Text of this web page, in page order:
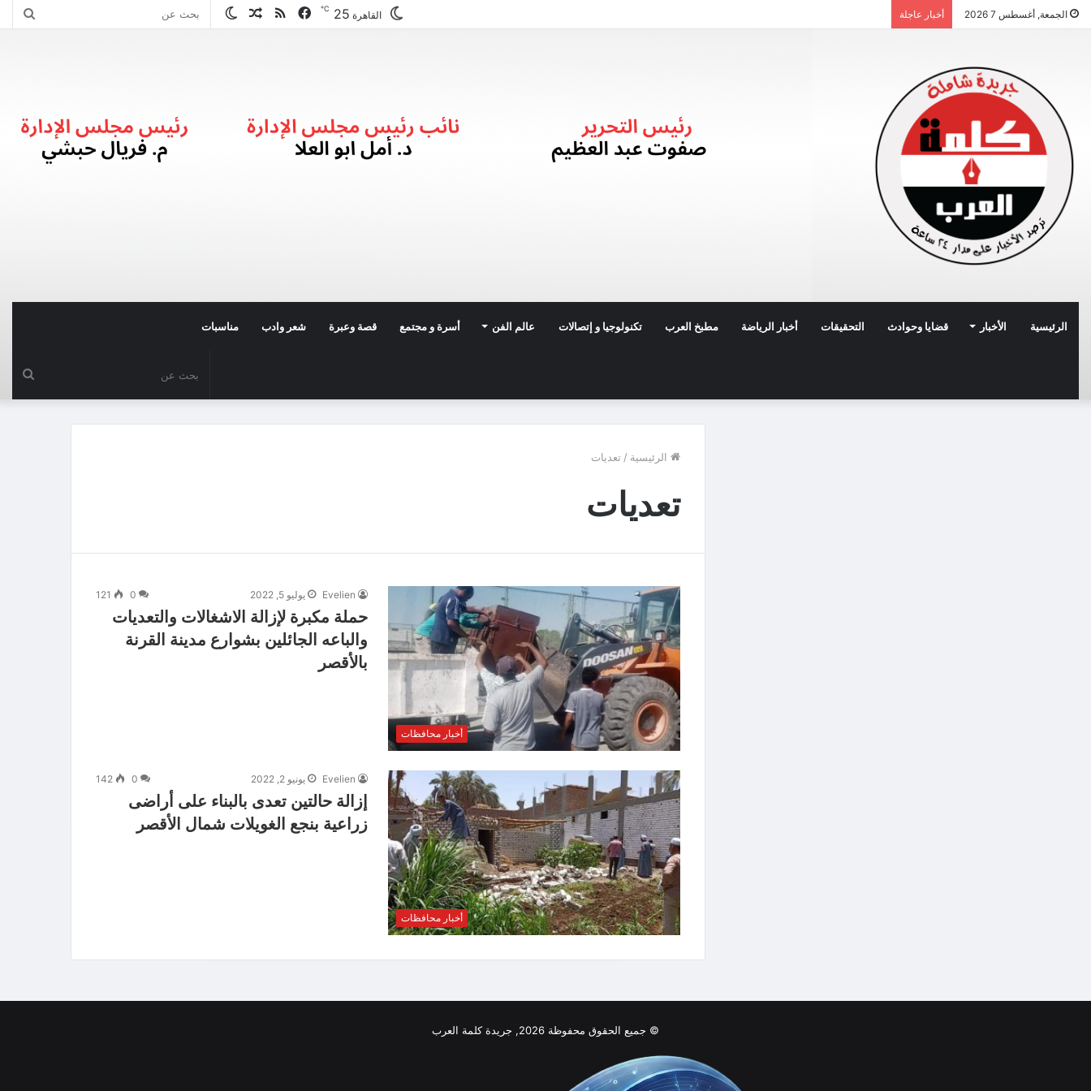
الجمعة, أغسطس 7 2026 أخبار عاجلة
الوضع مقال ملخص
فيسبوك القاهرة 25
℃
الرئيسية الأخبار قضايا وحوادث التحقيقات أخبار الرياضة مطبخ العرب تكنولوجيا و إتصالات عالم الفن أسرة و مجتمع قصة وعبرة شعر وادب مناسبات
الرئيسية / تعديات
تعديات
أخبار محافظات
Evelien يوليو 5, 2022 0
121
حملة مكبرة لإزالة الاشغالات والتعديات
والباعه الجائلين بشوارع مدينة القرنة
بالأقصر
أخبار محافظات
Evelien يونيو 2, 2022 0
142
إزالة حالتين تعدى بالبناء على أراضى
زراعية بنجع الغويلات شمال الأقصر
© جميع الحقوق محفوظة 2026, جريدة كلمة العرب